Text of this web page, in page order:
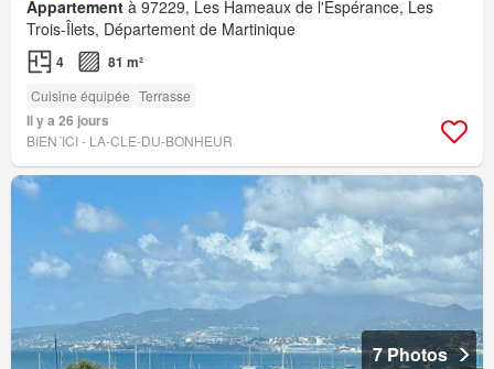
Appartement à 97229, Les Hameaux de l'Espérance, Les
Trois-Îlets, Département de Martinique
4 81 m²
Cuisine équipée Terrasse
Il y a 26 jours
BIEN´ICI - LA-CLE-DU-BONHEUR
7 Photos